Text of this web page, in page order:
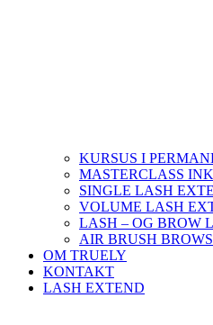
KURSUS I
MASTERCLASS
SINGLE LASH
VOLUME LASH
LASH – OG BROW
AIR BRUSH
OM TRUELY
KONTAKT
LASH EXTEND